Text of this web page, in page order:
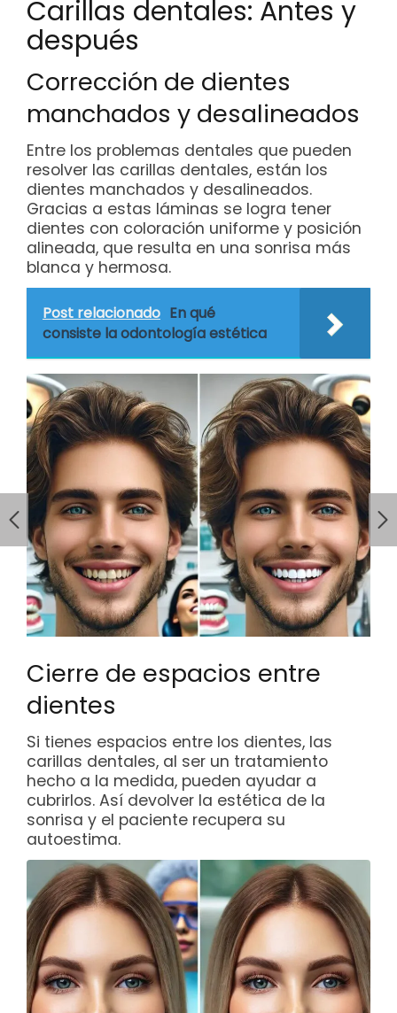
Carillas dentales: Antes y
después
Corrección de dientes
manchados y desalineados
Entre los problemas dentales que pueden
resolver las carillas dentales, están los
dientes manchados y desalineados.
Gracias a estas láminas se logra tener
dientes con coloración uniforme y posición
alineada, que resulta en una sonrisa más
blanca y hermosa.
Post relacionado En qué
consiste la odontología estética
Cierre de espacios entre
dientes
Si tienes espacios entre los dientes, las
carillas dentales, al ser un tratamiento
hecho a la medida, pueden ayudar a
cubrirlos. Así devolver la estética de la
sonrisa y el paciente recupera su
autoestima.